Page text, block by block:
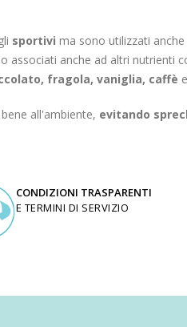
sportivi ma sono utilizzati anche
anche ad altri nutrienti
fragola, vaniglia, caffè
all'ambiente, evitando
CONDIZIONI TRASPARENTI
E TERMINI DI SERVIZIO